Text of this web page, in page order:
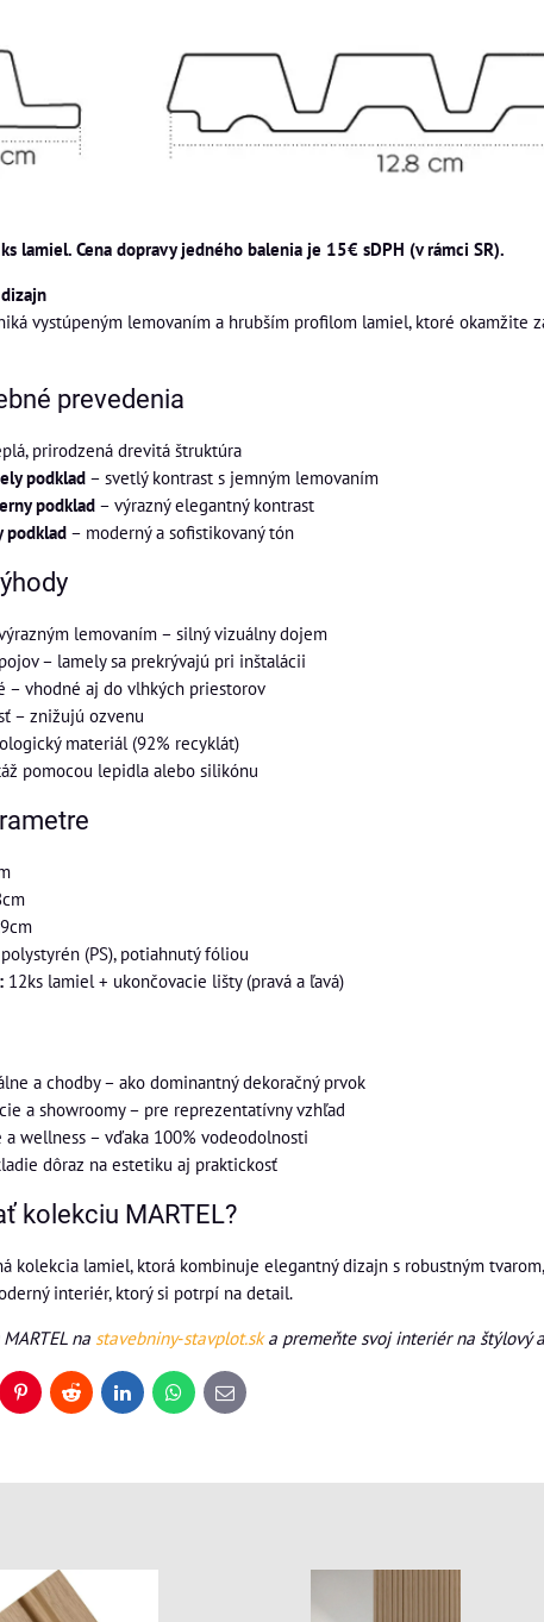
lamiel. Cena dopravy jedného balenia je 15€ sDPH (v rámci SR).
vystúpeným lemovaním a hrubším profilom lamiel, ktoré okamžite
prevedenia
prirodzená drevitá štruktúra
podklad– svetlý kontrast s jemným lemovaním
podklad – výrazný elegantný kontrast
podklad – moderný a sofistikovaný tón
lemovaním – silný vizuálny dojem
– lamely sa prekrývajú pri inštalácii
– vhodné aj do vlhkých priestorov
– znižujú ozvenu
materiál (92% recyklát)
pomocou lepidla alebo silikónu
(PS), potiahnutý fóliou
12ks lamiel + ukončovacie lišty (pravá a ľavá)
a chodby – ako dominantný dekoračný prvok
a showroomy – pre reprezentatívny vzhľad
a wellness – vďaka 100% vodeodolnosti
dôraz na estetiku aj praktickosť
kolekciu MARTEL?
kolekcia lamiel, ktorá kombinuje elegantný dizajn s robustným
interiér, ktorý si potrpí na detail.
na stavebniny‑stavplot.ska premeňte svoj interiér na štýlový
PinterestReddit LinkedInWhatsApp
E-
mail